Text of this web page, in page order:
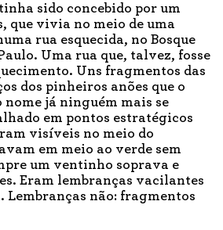
sido concebido por um
que vivia no meio de uma
rua esquecida, no Bosque
Uma rua que, talvez, fosse
Uns fragmentos das
dos pinheiros anões que o
nome já ninguém mais se
em pontos estratégicos
visíveis no meio do
em meio ao verde sem
um ventinho soprava e
Eram lembranças vacilantes
não: fragmentos